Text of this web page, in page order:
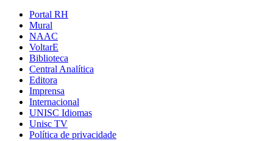
Portal RH
Mural
NAAC
VoltarE
Biblioteca
Central Analítica
Editora
Imprensa
Internacional
UNISC Idiomas
Unisc TV
Política de privacidade